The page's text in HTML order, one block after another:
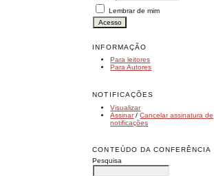
Lembrar de mim
INFORMAÇÃO
Para leitores
Para Autores
NOTIFICAÇÕES
Visualizar
Assinar/Cancelar assinatura de
notificações
CONTEÚDO DA CONFERÊNCIA
Pesquisa